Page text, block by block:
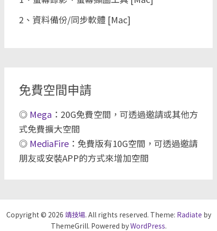
2、資料備份/同步軟體 [Mac]
免費空間申請
◎ Mega ：20G免費空間，可透過邀請或其他方
式免費擴大空間
◎ MediaFire：免費版有10G空間，可透過邀請
朋友或安裝APP的方式來增加空間
Copyright © 2026 靖技場. All rights reserved. Theme: Radiate by
ThemeGrill. Powered byWordPress.